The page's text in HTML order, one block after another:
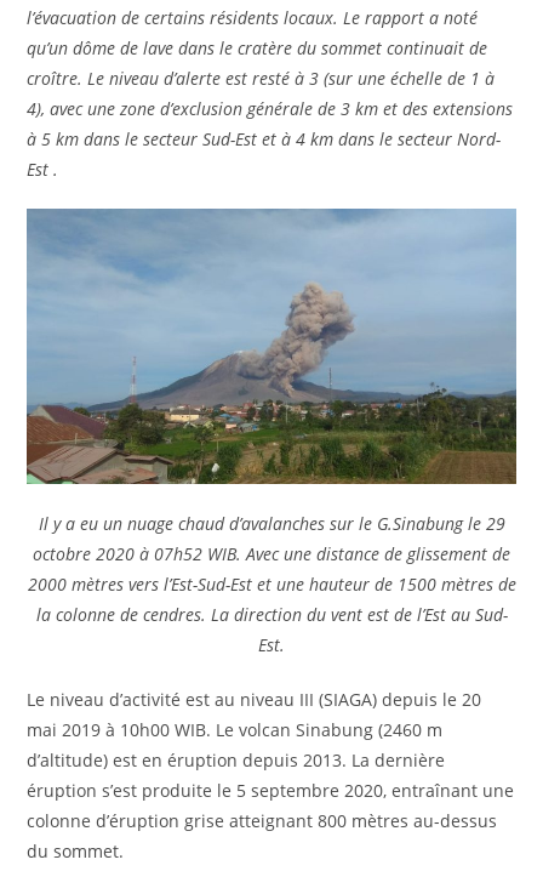
l’évacuation de certains résidents locaux. Le rapport a noté
qu’un dôme de lave dans le cratère du sommet continuait de
croître. Le niveau d’alerte est resté à 3 (sur une échelle de 1 à
4), avec une zone d’exclusion générale de 3 km et des extensions
à 5 km dans le secteur Sud-Est et à 4 km dans le secteur Nord-
Est .
Il y a eu un nuage chaud d’avalanches sur le G.Sinabung le 29
octobre 2020 à 07h52 WIB. Avec une distance de glissement de
2000 mètres vers l’Est-Sud-Est et une hauteur de 1500 mètres de
la colonne de cendres. La direction du vent est de l’Est au Sud-
Est.
Le niveau d’activité est au niveau III (SIAGA) depuis le 20
mai 2019 à 10h00 WIB. Le volcan Sinabung (2460 m
d’altitude) est en éruption depuis 2013. La dernière
éruption s’est produite le 5 septembre 2020, entraînant une
colonne d’éruption grise atteignant 800 mètres au-dessus
du sommet.